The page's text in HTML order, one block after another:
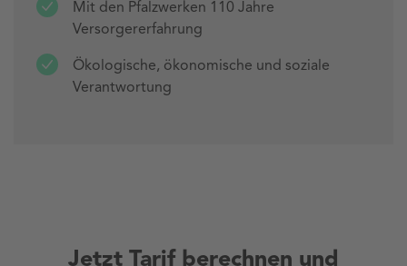
Mit den Pfalzwerken 110 Jahre
Versorgererfahrung
Ökologische, ökonomische und soziale
Verantwortung
Jetzt Tarif berechnen und